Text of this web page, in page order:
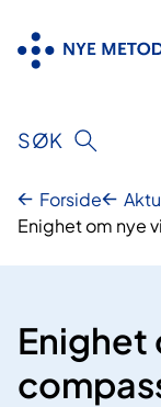
innhold
SØK
Forside
Enighet om nye
Enighet